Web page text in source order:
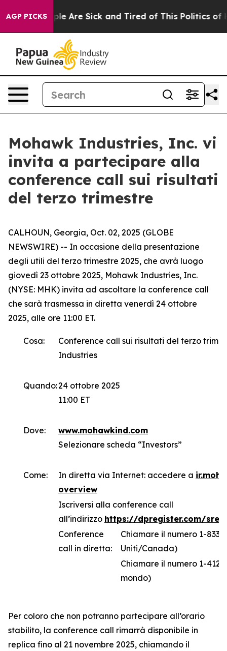
AGP PICKS
“People Are Sick and Tired of This Politics of
Mohawk Industries, Inc. vi
invita a partecipare alla
conference call sui risultati
del terzo trimestre
CALHOUN, Georgia, Oct. 02, 2025 (GLOBE
NEWSWIRE) -- In occasione della presentazione
degli utili del terzo trimestre 2025, che avrà luogo
giovedì 23 ottobre 2025, Mohawk Industries, Inc.
(NYSE: MHK) invita ad ascoltare la conference call
che sarà trasmessa in diretta venerdì 24 ottobre
2025, alle ore 11:00 ET.
Cosa:
Conference call sui risultati del terzo
Industries
Quando:24 ottobre 2025
11:00 ET
Dove:
www.mohawkind.com
Selezionare scheda “Investors”
Come: In diretta via Internet: accedere a
overview
Iscriversi alla conference call
all’indirizzo https://dpregister.com/
Conference
call in diretta:
Chiamare il numero 1-833-
Uniti/Canada)
Chiamare il numero 1-412-
mondo)
Per coloro che non potranno partecipare all’orario
stabilito, la conference call rimarrà disponibile in
replica fino al 21 novembre 2025, chiamando il